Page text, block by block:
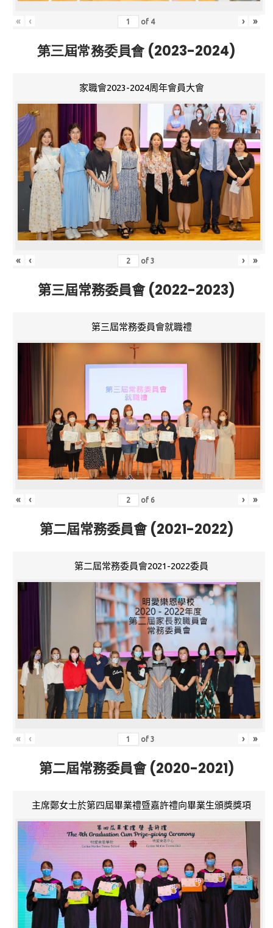
« ‹ of 4 › »
第三屆常務委員會 (2023-2024)
家職會2023-2024周年會員大會
« ‹ of3 › »
第三屆常務委員會 (2022-2023)
第三屆常務委員會就職禮
« ‹ of 6 › »
第二屆常務委員會 (2021-2022)
第二屆常務委員會2021-2022委員
« ‹ of3 › »
第二屆常務委員會 (2020-2021)
主席鄭女士於第四屆畢業禮暨嘉許禮向畢業生頒獎獎項